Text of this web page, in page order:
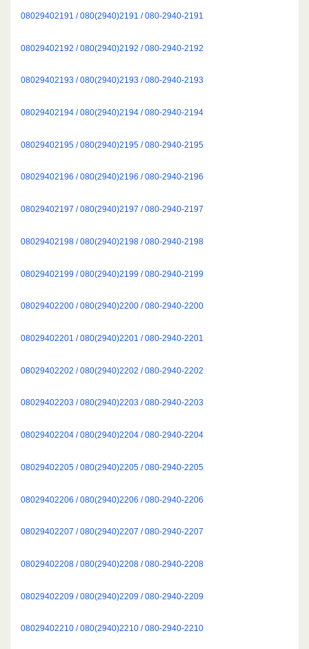
08029402191 / 080(2940)2191 / 080-2940-2191
08029402192 / 080(2940)2192 / 080-2940-2192
08029402193 / 080(2940)2193 / 080-2940-2193
08029402194 / 080(2940)2194 / 080-2940-2194
08029402195 / 080(2940)2195 / 080-2940-2195
08029402196 / 080(2940)2196 / 080-2940-2196
08029402197 / 080(2940)2197 / 080-2940-2197
08029402198 / 080(2940)2198 / 080-2940-2198
08029402199 / 080(2940)2199 / 080-2940-2199
08029402200 / 080(2940)2200 / 080-2940-2200
08029402201 / 080(2940)2201 / 080-2940-2201
08029402202 / 080(2940)2202 / 080-2940-2202
08029402203 / 080(2940)2203 / 080-2940-2203
08029402204 / 080(2940)2204 / 080-2940-2204
08029402205 / 080(2940)2205 / 080-2940-2205
08029402206 / 080(2940)2206 / 080-2940-2206
08029402207 / 080(2940)2207 / 080-2940-2207
08029402208 / 080(2940)2208 / 080-2940-2208
08029402209 / 080(2940)2209 / 080-2940-2209
08029402210 / 080(2940)2210 / 080-2940-2210